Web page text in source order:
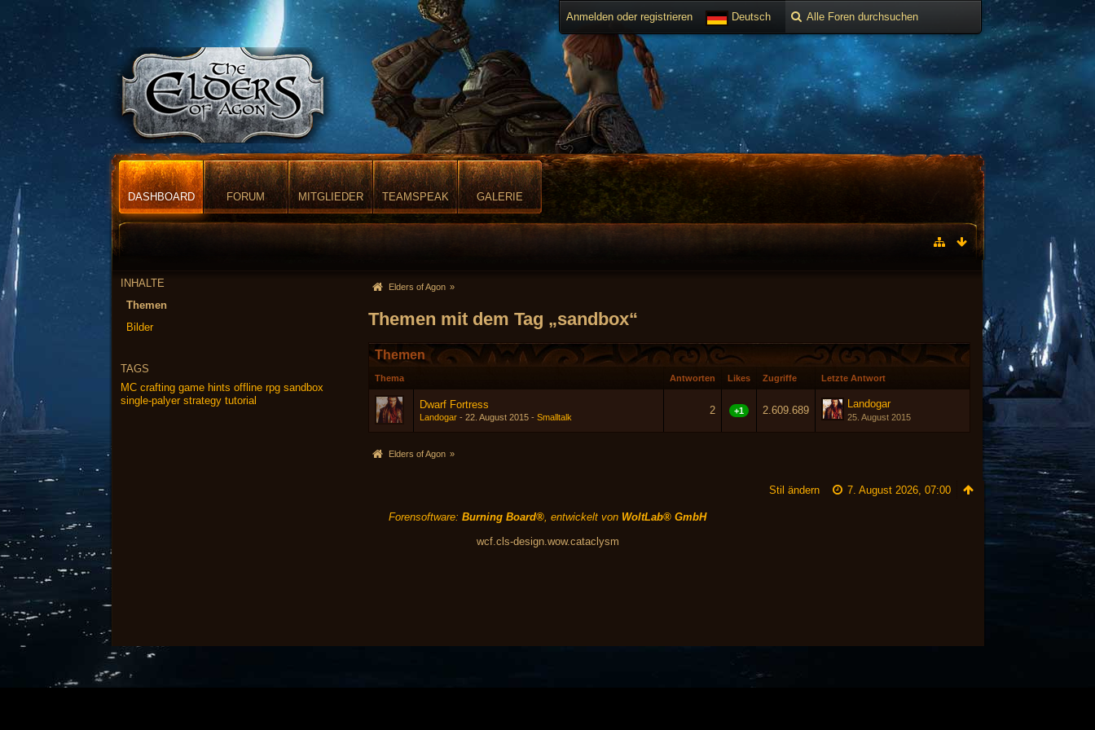
Anmelden oder registrieren Deutsch
DASHBOARD FORUM MITGLIEDER TEAMSPEAK GALERIE
INHALTE
Themen
Bilder
TAGS
MC crafting game hints offline rpg sandbox
single-palyer strategy tutorial
Elders of Agon »
Themen mit dem Tag „sandbox“
Themen
Thema Antworten Likes Zugriffe Letzte Antwort
Dwarf Fortress
Landogar -22. August 2015 -Smalltalk
2 +1 2.609.689
Landogar
25. August 2015
Elders of Agon »
7. August 2026, 07:00
Stil ändern
Forensoftware: Burning Board®, entwickelt von WoltLab® GmbH
wcf.cls-design.wow.cataclysm